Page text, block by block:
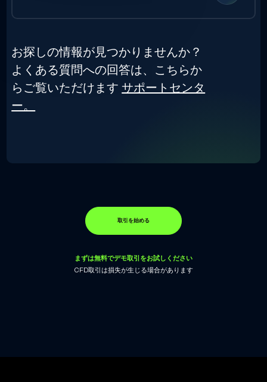
お探しの情報が見つかりませんか？
よくある質問への回答は、こちらか
らご覧いただけます サポートセンタ
ー。
取引を始める
まずは無料でデモ取引をお試しください
CFD取引は損失が生じる場合があります